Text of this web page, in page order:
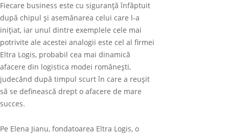
Fiecare business este cu siguranţă înfăptuit
după chipul și asemănarea celui care l-a
iniţiat, iar unul dintre exemplele cele mai
potrivite ale acestei analogii este cel al firmei
Eltra Logis, probabil cea mai dinamică
afacere din logistica modei românești,
judecând după timpul scurt în care a reuşit
să se definească drept o afacere de mare
succes.
Pe Elena Jianu, fondatoarea Eltra Logis, o